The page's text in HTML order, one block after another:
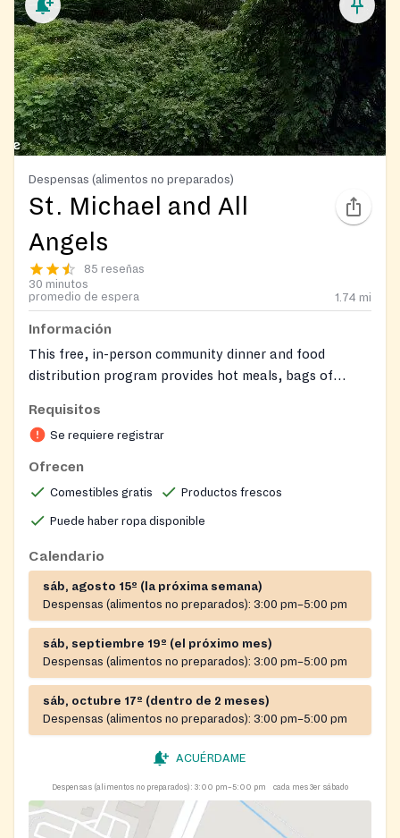
Despensas (alimentos no preparados)
St. Michael and All
Angels
85 reseñas
30 minutos
promedio de espera
1.74 mi
Información
This free, in-person community dinner and food
distribution program provides hot meals, bags of
required to fill out a form once a year with their name,
address, telephone number, number of persons in their
household, and email address if they have one. Gently
Requisitos
Se requiere registrar
Ofrecen
Comestibles gratis Productos frescos
Puede haber ropa disponible
Calendario
sáb, agosto 15º (la próxima semana)
Despensas (alimentos no preparados): 3:00 pm–5:00 pm
sáb, septiembre 19º (el próximo mes)
Despensas (alimentos no preparados): 3:00 pm–5:00 pm
sáb, octubre 17º (dentro de 2 meses)
Despensas (alimentos no preparados): 3:00 pm–5:00 pm
ACUÉRDAME
Despensas (alimentos no preparados): 3:00 pm–5:00 pm cada mes 3er sábado